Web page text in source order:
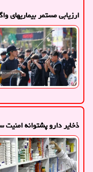
ارزیابی مستمر بیماریهای
ذخایر دارو پشتوانه